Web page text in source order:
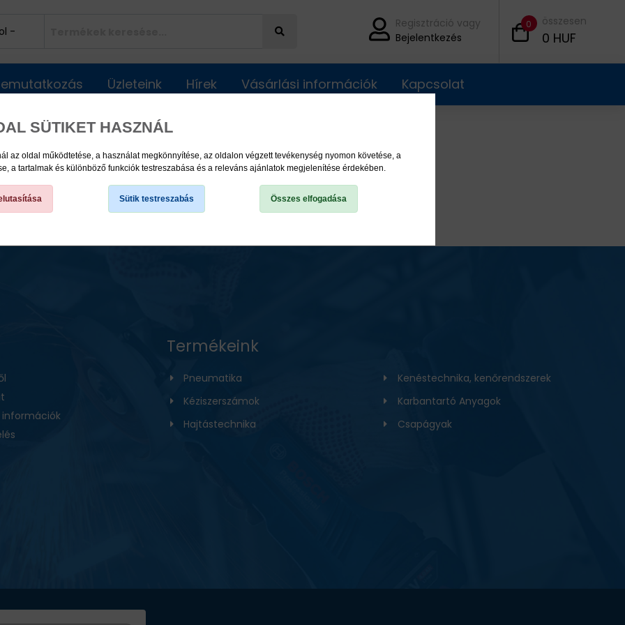
SÜTIKET HASZNÁL
az oldal működtetése, a használat megkönnyítése, az oldalon végzett tevékenység nyomon követése, a
a tartalmak és különböző funkciók testreszabása és a releváns ajánlatok megjelenítése érdekében.
Sütik testreszabás Összes elfogadása
Regisztráció vagy
Bejelentkezés
0 összesen
0 HUF
Üzleteink Hírek Vásárlási információk Kapcsolat
információk
Termékeink
Pneumatika
Kéziszerszámok
Hajtástechnika
Kenéstechnika, kenőrendszerek
Karbantartó Anyagok
Csapágyak